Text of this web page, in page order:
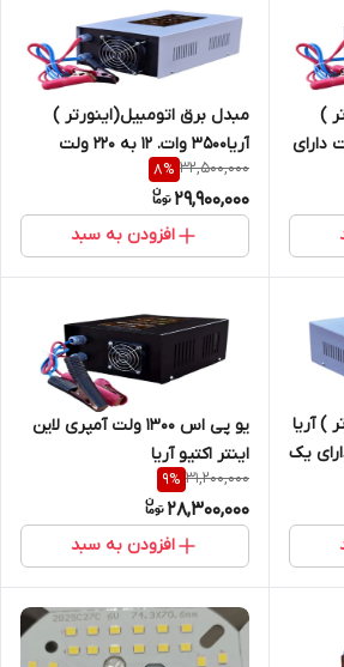
)
12 به 220 ولت دارای
مبدل برق اتومبیل(اینورتر )
آریا3500 وات. 12 به 220 ولت
دارای یک سال گارنتی
32,500,000
8%
29,900,000
افزودن به سبد
) آریا
220 ولت دارای یک
یو پی اس 1300 ولت آمپری لاین
اینتر اکتیو آریا
31,200,000
9%
28,300,000
افزودن به سبد